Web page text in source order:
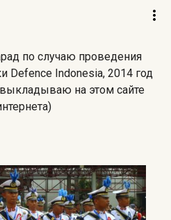
по случаю проведения
Defence Indonesia, 2014 год
на этом сайте